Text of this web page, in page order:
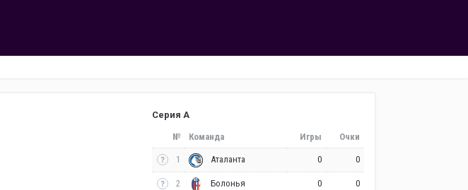
Серия А
№ Команда Игры Очки
1 Аталанта 0 0
2 Болонья 0 0